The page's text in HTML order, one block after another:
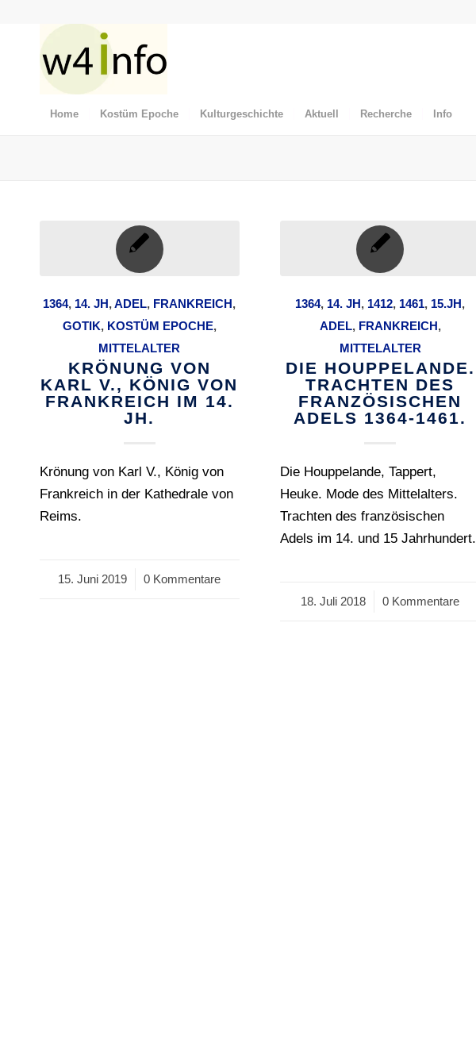
Home Kostüm Epoche Kulturgeschichte Aktuell Recherche Info
1364, 14. JH,ADEL, FRANKREICH,
GOTIK, KOSTÜM EPOCHE,
MITTELALTER
KRÖNUNG VON
KARL V., KÖNIG VON
FRANKREICH IM 14.
JH.
Krönung von Karl V., König von
Frankreich in der Kathedrale von
Reims.
15. Juni 2019
/ 0 Kommentare
1364, 14. JH, 1412, 1461, 15.JH,
ADEL, FRANKREICH,
MITTELALTER
DIE HOUPPELANDE.
TRACHTEN DES
FRANZÖSISCHEN
ADELS 1364-1461.
Die Houppelande, Tappert,
Heuke. Mode des Mittelalters.
Trachten des französischen
Adels im 14. und 15 Jahrhundert.
18. Juli 2018
/ 0 Kommentare